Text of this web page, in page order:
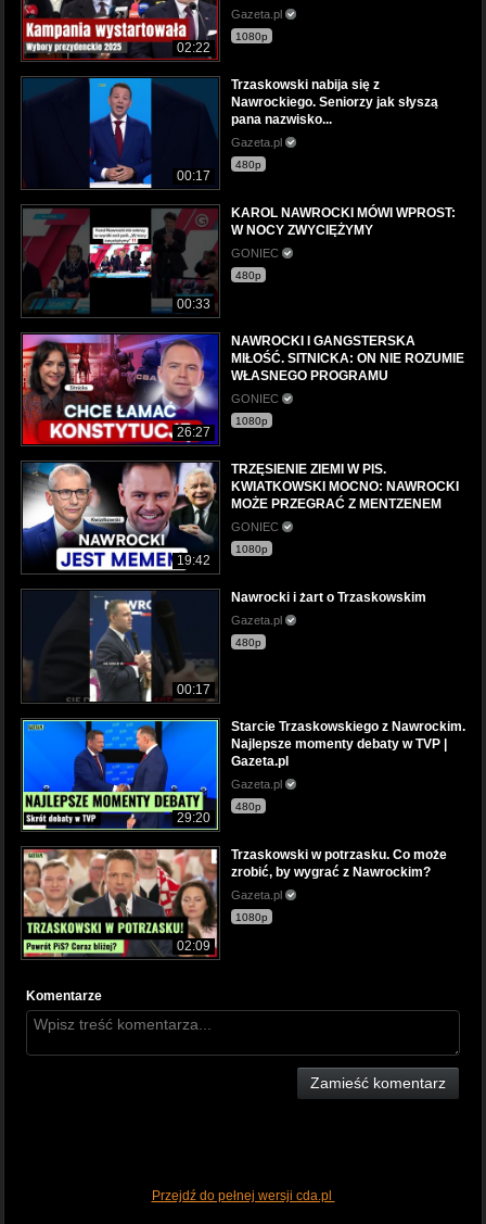
02:22
Gazeta.pl
1080p
00:17
Trzaskowski nabija się z
Nawrockiego. Seniorzy jak słyszą
pana nazwisko...
Gazeta.pl
480p
00:33
KAROL NAWROCKI MÓWI WPROST:
W NOCY ZWYCIĘŻYMY
GONIEC
480p
26:27
NAWROCKI I GANGSTERSKA
MIŁOŚĆ. SITNICKA: ON NIE ROZUMIE
WŁASNEGO PROGRAMU
GONIEC
1080p
19:42
TRZĘSIENIE ZIEMI W PIS.
KWIATKOWSKI MOCNO: NAWROCKI
MOŻE PRZEGRAĆ Z MENTZENEM
GONIEC
1080p
00:17
Nawrocki i żart o Trzaskowskim
Gazeta.pl
480p
29:20
Starcie Trzaskowskiego z Nawrockim.
Najlepsze momenty debaty w TVP |
Gazeta.pl
Gazeta.pl
480p
02:09
Trzaskowski w potrzasku. Co może
zrobić, by wygrać z Nawrockim?
Gazeta.pl
1080p
Komentarze
Zamieść komentarz
Przejdź do pełnej wersji cda.pl